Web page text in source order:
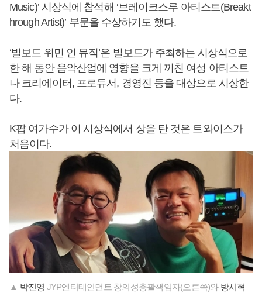
Music)’ 시상식에 참석해 ‘브레이크스루 아티스트(Breakt
hrough Artist)’ 부문을 수상하기도 했다.
‘빌보드 위민 인 뮤직’은 빌보드가 주최하는 시상식으로
한 해 동안 음악산업에 영향을 크게 끼친 여성 아티스트
나 크리에이터, 프로듀서, 경영진 등을 대상으로 시상한
다.
K팝 여가수가 이 시상식에서 상을 탄 것은 트와이스가
처음이다.
▲ 박진영 JYP엔터테인먼트 창의성총괄책임자(오른쪽)와 방시혁